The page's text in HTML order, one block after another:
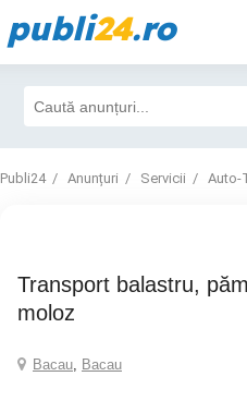
publi24.ro
Publi24 Anunțuri Servicii Auto-
Transport balastru, pământ, nisip, piatra,
moloz
Bacau, Bacau